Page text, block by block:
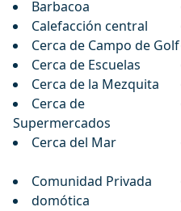
Barbacoa
Calefacción central
Cerca de Campo de Golf
Cerca de Escuelas
Cerca de la Mezquita
Cerca de
Supermercados
Cerca del Mar
Comunidad Privada
domótica